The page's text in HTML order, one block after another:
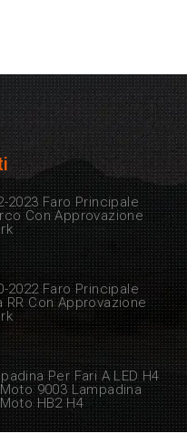
2023 Faro Principale
Con Approvazione
2022 Faro Principale
RR Con Approvazione
Per Fari A LED H4
9003 Lampadina
HB2 H4